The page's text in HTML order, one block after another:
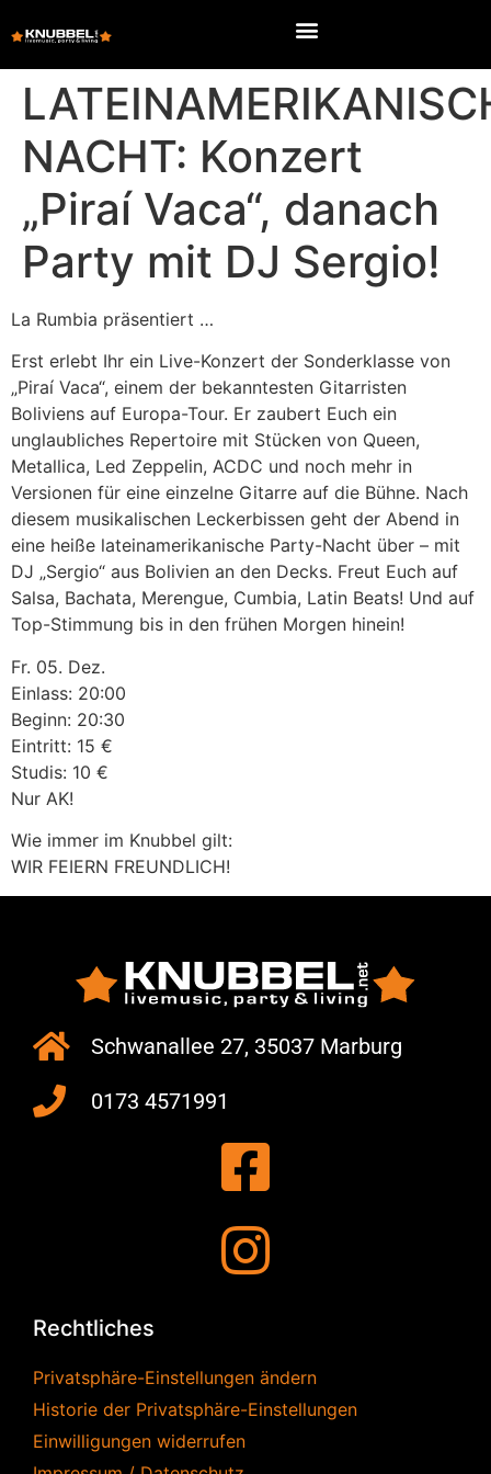
NACHT: Konzert
„Piraí Vaca“, danach
Party mit DJ Sergio!
La Rumbia präsentiert …
Erst erlebt Ihr ein Live-Konzert der Sonderklasse von
„Piraí Vaca“, einem der bekanntesten Gitarristen
Boliviens auf Europa-Tour. Er zaubert Euch ein
unglaubliches Repertoire mit Stücken von Queen,
Metallica, Led Zeppelin, ACDC und noch mehr in
Versionen für eine einzelne Gitarre auf die Bühne. Nach
diesem musikalischen Leckerbissen geht der Abend in
eine heiße lateinamerikanische Party-Nacht über – mit
DJ „Sergio“ aus Bolivien an den Decks. Freut Euch auf
Salsa, Bachata, Merengue, Cumbia, Latin Beats! Und auf
Top-Stimmung bis in den frühen Morgen hinein!
Fr. 05. Dez.
Einlass: 20:00
Beginn: 20:30
Eintritt: 15 €
Studis: 10 €
Nur AK!
Wie immer im Knubbel gilt:
WIR FEIERN FREUNDLICH!
Schwanallee 27, 35037 Marburg
0173 4571991
Rechtliches
Privatsphäre-Einstellungen ändern
Historie der Privatsphäre-Einstellungen
Einwilligungen widerrufen